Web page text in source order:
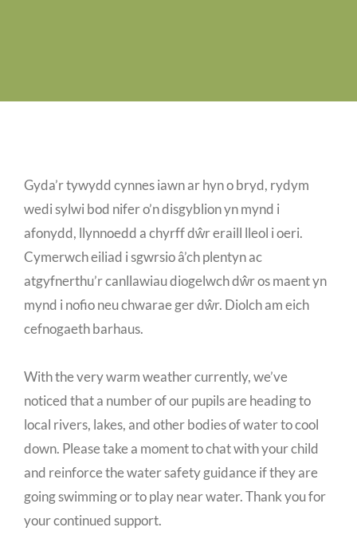
Gyda’r tywydd cynnes iawn ar hyn o bryd, rydym
wedi sylwi bod nifer o’n disgyblion yn mynd i
afonydd, llynnoedd a chyrff dŵr eraill lleol i oeri.
Cymerwch eiliad i sgwrsio â’ch plentyn ac
atgyfnerthu’r canllawiau diogelwch dŵr os maent yn
mynd i nofio neu chwarae ger dŵr. Diolch am eich
cefnogaeth barhaus.
With the very warm weather currently, we’ve
noticed that a number of our pupils are heading to
local rivers, lakes, and other bodies of water to cool
down. Please take a moment to chat with your child
and reinforce the water safety guidance if they are
going swimming or to play near water. Thank you for
your continued support.